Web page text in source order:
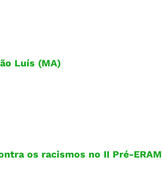
Luís (MA)
os racismos no II Pré-ERAM